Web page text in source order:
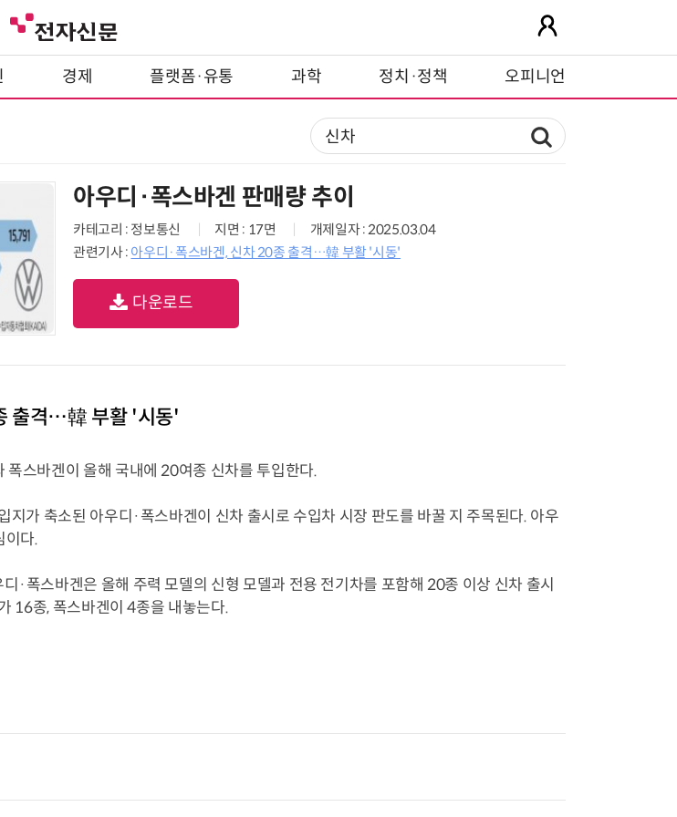
경제 플랫폼·유통 과학 정치·정책 오피니언
아우디·폭스바겐 판매량 추이
카테고리 : 정보통신 지면 : 17면
개제일자 : 2025.03.04
관련기사 : 아우디·폭스바겐, 신차 20종 출격…韓 부활 '시동'
다운로드
출격…韓 부활 '시동'
폭스바겐이 올해 국내에 20여종 신차를 투입한다.
지가 축소된 아우디·폭스바겐이 신차 출시로 수입차 시장 판도를 바꿀 지 주목된다. 아우
이다.
·폭스바겐은 올해 주력 모델의 신형 모델과 전용 전기차를 포함해 20종 이상 신차 출시
16종, 폭스바겐이 4종을 내놓는다.